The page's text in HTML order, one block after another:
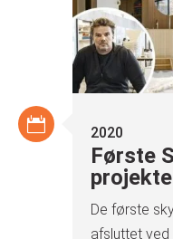
2020
Første
De første
afsluttet ved